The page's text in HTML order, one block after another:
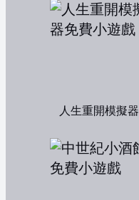
人生重開模擬器